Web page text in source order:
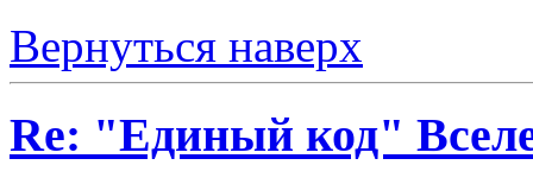
Вернуться наверх
Re: "Единый код"